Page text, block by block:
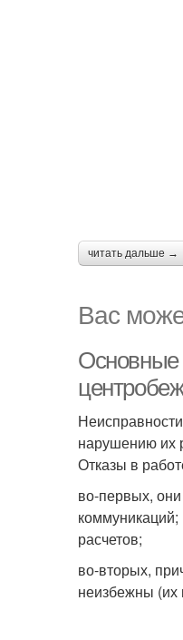
читать дальше →
Вас
Основные
нарушению их
Отказы в
во-первых,
расчетов;
во-вторых,
неизбежны (их